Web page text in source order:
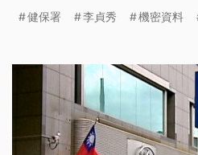
處分，欲保伊立委的位。（
健保署 李貞秀 機密資料